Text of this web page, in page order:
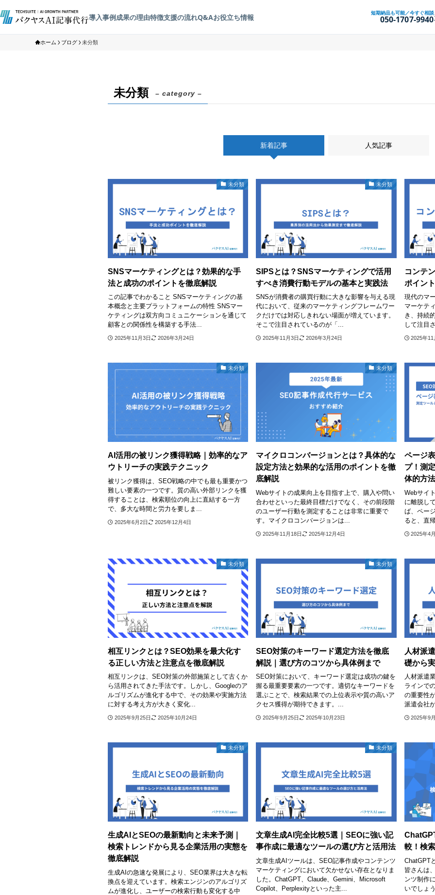
導入事例成果の理由特徴支援の流れQ&Aお役立ち情報 短期納品も可能／今すぐ相談
050-1707-9940
ホーム ブログ 未分類
未分類 – category –
新着記事 人気記事
未分類
SNSマーケティングとは？効果的な手
法と成功のポイントを徹底解説
この記事でわかること SNSマーケティングの基
本概念と主要プラットフォームの特性 SNSマー
ケティングは双方向コミュニケーションを通じて
顧客との関係性を構築する手法...
2025年11月3日 2026年3月24日
未分類
SIPSとは？SNSマーケティングで活用
すべき消費行動モデルの基本と実践法
SNSが消費者の購買行動に大きな影響を与える現
代において、従来のマーケティングフレームワー
クだけでは対応しきれない場面が増えています。
そこで注目されているのが「...
2025年11月3日 2026年3月24日
コンテ
ポイン
現代のマ
マーケテ
き、持続
して注目
2025年11
未分類
AI活用の被リンク獲得戦略｜効率的なア
ウトリーチの実践テクニック
被リンク獲得は、SEO戦略の中でも最も重要かつ
難しい要素の一つです。質の高い外部リンクを獲
得することは、検索順位の向上に直結する一方
で、多大な時間と労力を要しま...
2025年6月2日 2025年12月4日
未分類
マイクロコンバージョンとは？具体的な
設定方法と効果的な活用のポイントを徹
底解説
Webサイトの成果向上を目指す上で、購入や問い
合わせといった最終目標だけでなく、その前段階
のユーザー行動を測定することは非常に重要で
す。マイクロコンバージョンは...
2025年11月18日 2025年12月4日
ページ
プ！測
体的方法
Webサイ
に離脱し
ば、ペー
ると、直
2025年4
未分類
相互リンクとは？SEO効果を最大化す
る正しい方法と注意点を徹底解説
相互リンクは、SEO対策の外部施策として古くか
ら活用されてきた手法です。しかし、Googleのア
ルゴリズムが進化する中で、その効果や実施方法
に対する考え方が大きく変化...
2025年9月25日 2025年10月24日
未分類
SEO対策のキーワード選定方法を徹底
解説｜選び方のコツから具体例まで
SEO対策において、キーワード選定は成功の鍵を
握る最重要要素の一つです。適切なキーワードを
選ぶことで、検索結果での上位表示や質の高いア
クセス獲得が期待できます。...
2025年9月25日 2025年10月23日
人材派
礎から
人材派遣
ラインで
の重要性
派遣会社
2025年9
未分類
生成AIとSEOの最新動向と未来予測｜
検索トレンドから見る企業活用の実態を
徹底解説
生成AIの急速な発展により、SEO業界は大きな転
換点を迎えています。検索エンジンのアルゴリズ
ムが進化し、ユーザーの検索行動も変化する中
未分類
文章生成AI完全比較5選｜SEOに強い記
事作成に最適なツールの選び方と活用法
文章生成AIツールは、SEO記事作成やコンテンツ
マーケティングにおいて欠かせない存在となりま
した。ChatGPT、Claude、Gemini、Microsoft
Copilot、Perplexityといった主...
較！検
ChatGPT
皆さんは
ンツ制作
いでしょ